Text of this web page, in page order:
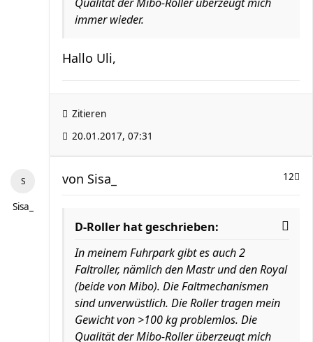
immer wieder.
Hallo Uli,
Zitieren
20.01.2017, 07:31
Sisa_
12
von Sisa_
D-Roller hat geschrieben:
In meinem Fuhrpark gibt es auch 2
Faltroller, nämlich den Mastr und den Royal
(beide von Mibo). Die Faltmechanismen
sind unverwüstlich. Die Roller tragen mein
Gewicht von >100 kg problemlos. Die
Qualität der Mibo-Roller überzeugt mich